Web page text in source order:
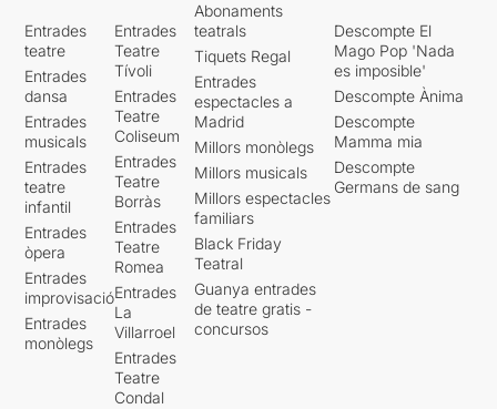
Entrades
teatre
Entrades
dansa
Entrades
musicals
Entrades
teatre
infantil
Entrades
òpera
Entrades
improvisació
Entrades
monòlegs
Entrades
Teatre
Tívoli
Entrades
Teatre
Coliseum
Entrades
Teatre
Borràs
Entrades
Teatre
Romea
Entrades
La
Villarroel
Entrades
Teatre
Condal
Abonaments
teatrals
Tiquets Regal
Entrades
espectacles a
Madrid
Millors monòlegs
Millors musicals
Millors espectacles
familiars
Black Friday
Teatral
Guanya entrades
de teatre gratis -
concursos
Descompte El
Mago Pop 'Nada
es imposible'
Descompte Ànima
Descompte
Mamma mia
Descompte
Germans de sang